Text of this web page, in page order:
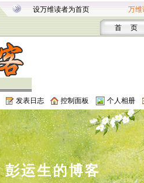
设万维读者为首页 万维
首 页
发表日志 控制面板 个人相册
彭运生的博客